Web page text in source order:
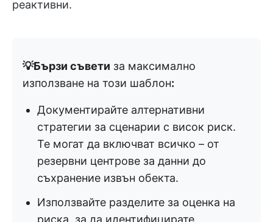
реактивни.
💡Бързи съвети за максимално
използване на този шаблон:
Документирайте алтернативни
стратегии за сценарии с висок риск.
Те могат да включват всичко – от
резервни центрове за данни до
съхранение извън обекта.
Използвайте разделите за оценка на
риска, за да идентифицирате